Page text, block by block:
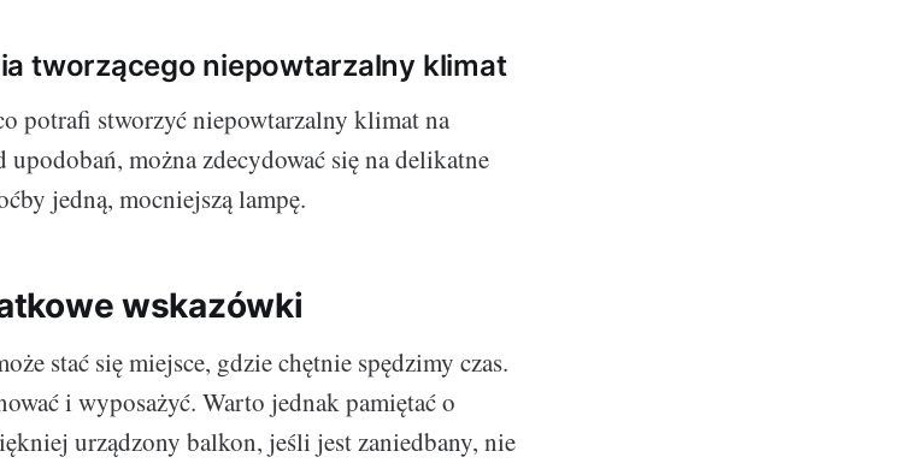
tworzącego niepowtarzalny klimat
potrafi stworzyć niepowtarzalny klimat na
można zdecydować się na delikatne
jedną, mocniejszą lampę.
wskazówki
stać się miejsce, gdzie chętnie spędzimy czas.
i wyposażyć. Warto jednak pamiętać o
urządzony balkon, jeśli jest zaniedbany, nie